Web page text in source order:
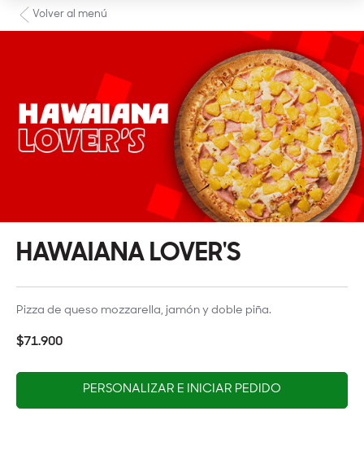
Volver al menú
HAWAIANA LOVER'S
Pizza de queso mozzarella, jamón y doble piña.
$71.900
PERSONALIZAR E INICIAR PEDIDO